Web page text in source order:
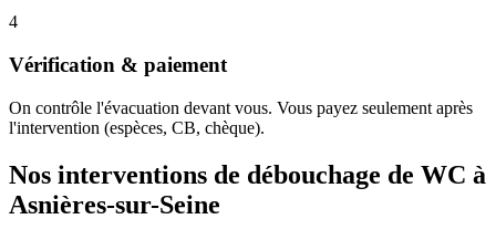
4
Vérification & paiement
On contrôle l'évacuation devant vous. Vous payez seulement après
l'intervention (espèces, CB, chèque).
Nos interventions de débouchage de WC à
Asnières-sur-Seine